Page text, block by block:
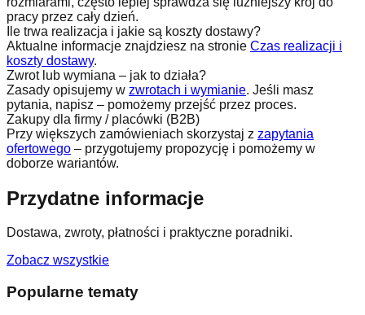
pracy przez cały dzień.
Ile trwa realizacja i jakie są koszty dostawy?
Aktualne informacje znajdziesz na stronie Czas realizacji i
koszty dostawy.
Zwrot lub wymiana – jak to działa?
Zasady opisujemy w zwrotach i wymianie. Jeśli masz
pytania, napisz – pomożemy przejść przez proces.
Zakupy dla firmy / placówki (B2B)
Przy większych zamówieniach skorzystaj z zapytania
ofertowego – przygotujemy propozycję i pomożemy w
doborze wariantów.
Przydatne informacje
Dostawa, zwroty, płatności i praktyczne poradniki.
Zobacz wszystkie
Popularne tematy